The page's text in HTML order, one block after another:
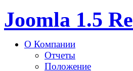
Joomla 1.5
О Компании
Отчеты
Положение